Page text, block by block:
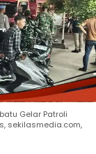
Gelar Patroli
sekilasmedia.com,